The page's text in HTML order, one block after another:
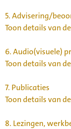
5.Advisering/
Toon details van
6.Audio(visuele)
Toon details van
7. Publicaties
Toon details van
8. Lezingen,